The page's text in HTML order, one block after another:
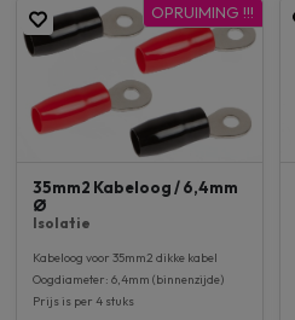
OPRUIMING !!!
35mm2 Kabeloog / 6,4mm
Ø
Isolatie
Kabeloog voor 35mm2 dikke kabel
Oogdiameter: 6,4mm (binnenzijde)
Prijs is per 4 stuks